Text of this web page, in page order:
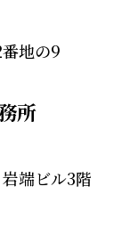
地の9
所
端ビル3階